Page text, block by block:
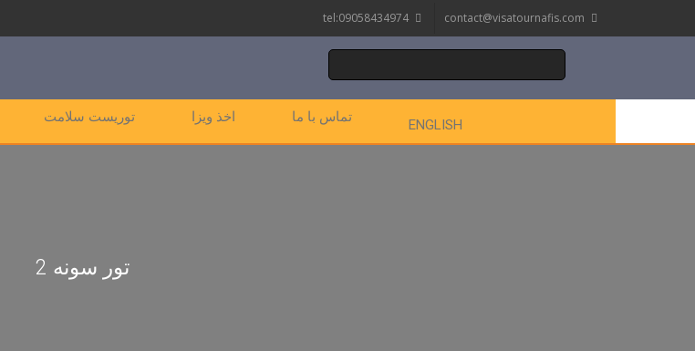
tel:09058434974 contact@visatournafis.com
توریست سلامت اخذ ویزا تماس با ما ENGLISH
تور سونه 2